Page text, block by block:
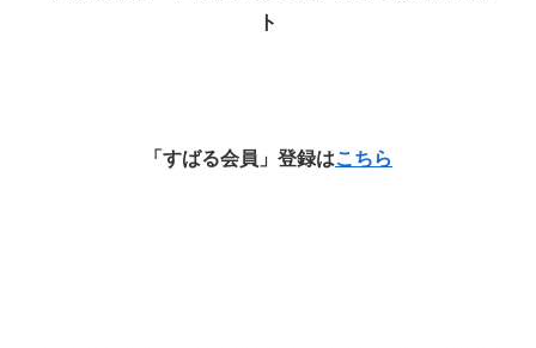
ト
「すばる会員」登録はこちら